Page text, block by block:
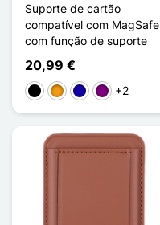
Suporte de cartão
compatível com MagSafe
com função de suporte
20,99 €
PretoLaranjaAzul Escuro
Púrpura
+2